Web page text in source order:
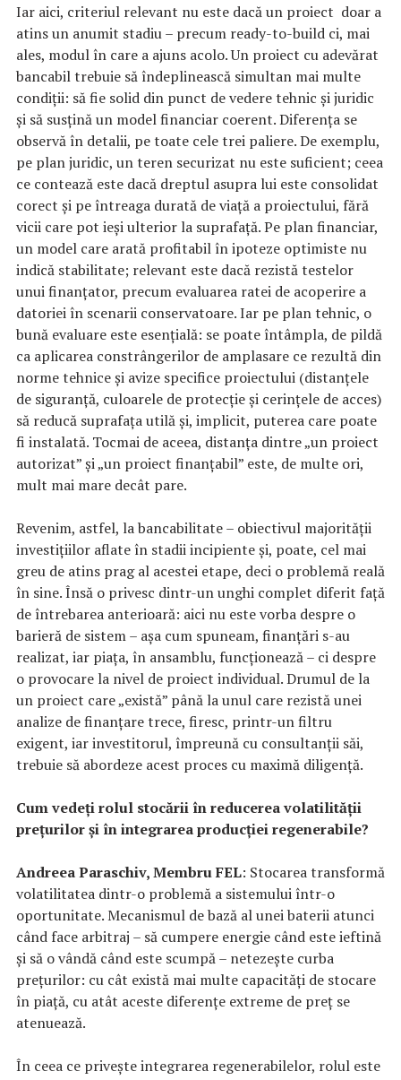
Iar aici, criteriul relevant nu este dacă un proiect doar a
atins un anumit stadiu – precum ready-to-build ci, mai
ales, modul în care a ajuns acolo. Un proiect cu adevărat
bancabil trebuie să îndeplinească simultan mai multe
condiții: să fie solid din punct de vedere tehnic și juridic
și să susțină un model financiar coerent. Diferența se
observă în detalii, pe toate cele trei paliere. De exemplu,
pe plan juridic, un teren securizat nu este suficient; ceea
ce contează este dacă dreptul asupra lui este consolidat
corect și pe întreaga durată de viață a proiectului, fără
vicii care pot ieși ulterior la suprafață. Pe plan financiar,
un model care arată profitabil în ipoteze optimiste nu
indică stabilitate; relevant este dacă rezistă testelor
unui finanțator, precum evaluarea ratei de acoperire a
datoriei în scenarii conservatoare. Iar pe plan tehnic, o
bună evaluare este esențială: se poate întâmpla, de pildă
ca aplicarea constrângerilor de amplasare ce rezultă din
norme tehnice și avize specifice proiectului (distanțele
de siguranță, culoarele de protecție și cerințele de acces)
să reducă suprafața utilă și, implicit, puterea care poate
fi instalată. Tocmai de aceea, distanța dintre „un proiect
autorizat” și „un proiect finanțabil” este, de multe ori,
mult mai mare decât pare.
Revenim, astfel, la bancabilitate – obiectivul majorității
investițiilor aflate în stadii incipiente și, poate, cel mai
greu de atins prag al acestei etape, deci o problemă reală
în sine. Însă o privesc dintr-un unghi complet diferit față
de întrebarea anterioară: aici nu este vorba despre o
barieră de sistem – așa cum spuneam, finanțări s-au
realizat, iar piața, în ansamblu, funcționează – ci despre
o provocare la nivel de proiect individual. Drumul de la
un proiect care „există” până la unul care rezistă unei
analize de finanțare trece, firesc, printr-un filtru
exigent, iar investitorul, împreună cu consultanții săi,
trebuie să abordeze acest proces cu maximă diligență.
Cum vedeți rolul stocării în reducerea volatilității
prețurilor și în integrarea producției regenerabile?
Andreea Paraschiv, Membru FEL: Stocarea transformă
volatilitatea dintr-o problemă a sistemului într-o
oportunitate. Mecanismul de bază al unei baterii atunci
când face arbitraj – să cumpere energie când este ieftină
și să o vândă când este scumpă – netezește curba
prețurilor: cu cât există mai multe capacități de stocare
în piață, cu atât aceste diferențe extreme de preț se
atenuează.
În ceea ce privește integrarea regenerabilelor, rolul este